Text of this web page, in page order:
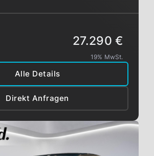
Alle Details
Direkt Anfragen
27.290 €
19% MwSt.